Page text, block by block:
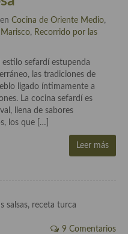
Cocina de Oriente Medio,
Marisco, Recorrido por las
estilo sefardí estupenda
las tradiciones de
ligado íntimamente a
La cocina sefardí es
llena de sabores
los que […]
Leer más
9 Comentarios